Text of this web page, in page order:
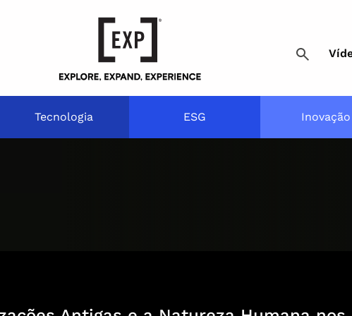
Tecnologia ESG Inovação